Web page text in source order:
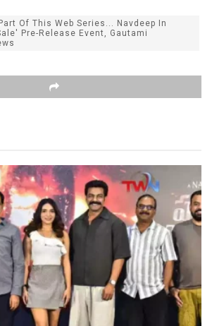
Of This Web Series... Navdeep In
Pre-Release Event, Gautami